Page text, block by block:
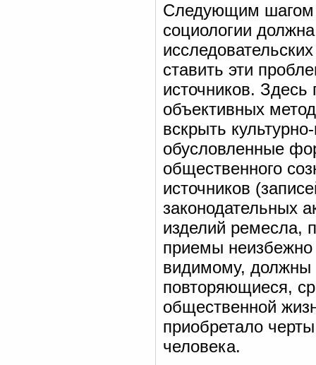
Следующим шагом
социологии
ставить эти
источников.
объективных
вскрыть
обусловленные
общественного
источников
законодательных
изделий ремесла,
приемы
видимому, должны
повторяющиеся,
общественной
приобретало
человека.